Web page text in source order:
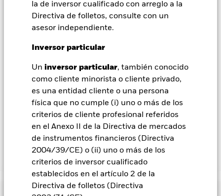
la de inversor cualificado con arreglo a la
Directiva de folletos, consulte con un
asesor independiente.
Inversor particular
Un inversor particular, también conocido
como cliente minorista o cliente privado,
es una entidad cliente o una persona
física que no cumple (i) uno o más de los
criterios de cliente profesional referidos
en el Anexo II de la Directiva de mercados
de instrumentos financieros (Directiva
2004/39/CE) o (ii) uno o más de los
criterios de inversor cualificado
establecidos en el artículo 2 de la
Directiva de folletos (Directiva
acciones con cobertura de divisas se identifican mediante la
palabra «Hedged» en su nombre. Además, el listado
completo de todas las clases de acciones con cobertura de
gestora del fondo.
En la medida en que el Fondo opere en préstamos de valores
para reducir los gastos, el propio Fondo percibirá el 62,5% de
los ingresos asociadas que se generen, y el 37,5% restante se
recibirá por BlackRock en calidad de agente de préstamo de
valores. Debido a que el reparto de los ingresos por préstamos
de valores no incrementa los costes de funcionamiento del
Fondo, esto ha quedado excluido de los gastos corrientes.
BGF ESG Emerging Markets Bond Fund
Rentabilidad